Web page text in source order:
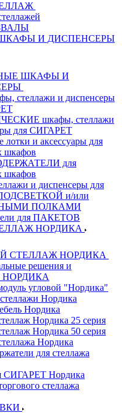
И ДИСПЕНСЕРЫ
ШКАФЫ И
стеллажи и диспенсеры
шкафы, стеллажи
для СИГАРЕТ
лотки и аксессуары для
шкафов
для
шкафов
и диспенсеры для
ПОДСВЕТКОЙ и/или
ПОЛКАМИ
для ПАКЕТОВ
НОРДИКА
СТЕЛЛАЖ НОРДИКА
решения и
НОРДИКА
угловой "Нордика"
Нордика
Нордика
Нордика 25 серия
Нордика 50 серия
Нордика
для стеллажа
СИГАРЕТ Нордика
стеллажа